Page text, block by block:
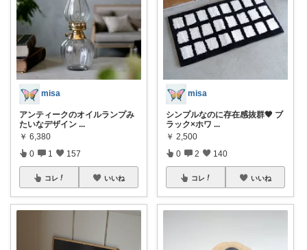
misa
アンティークのオイルランプみ
たいなデザイン ...
￥ 6,380
0 1 157
コレ いいね
misa
シンプルなのに存在感抜群🖤 ブ
ラック×ホワ ...
￥ 2,500
0 2 140
コレ いいね